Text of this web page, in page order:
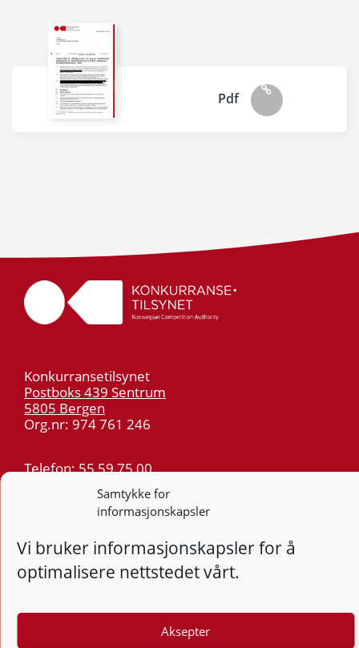
Samtykke for
informasjonskapsler
Vi bruker informasjonskapsler for å
optimalisere nettstedet vårt.
Aksepter
Pdf
Konkurransetilsynet
Postboks 439 Sentrum
5805 Bergen
Org.nr: 974 761 246
Telefon:55 59 75 00
post@kt.no
Nyhetsvarsel >>
Personvern